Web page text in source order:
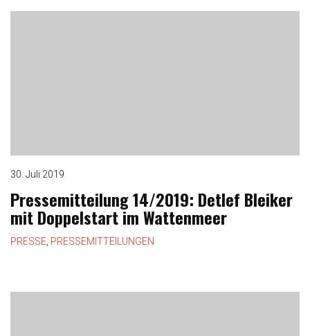
30. Juli 2019
Pressemitteilung 14/2019: Detlef Bleiker
mit Doppelstart im Wattenmeer
PRESSE PRESSEMITTEILUNGEN